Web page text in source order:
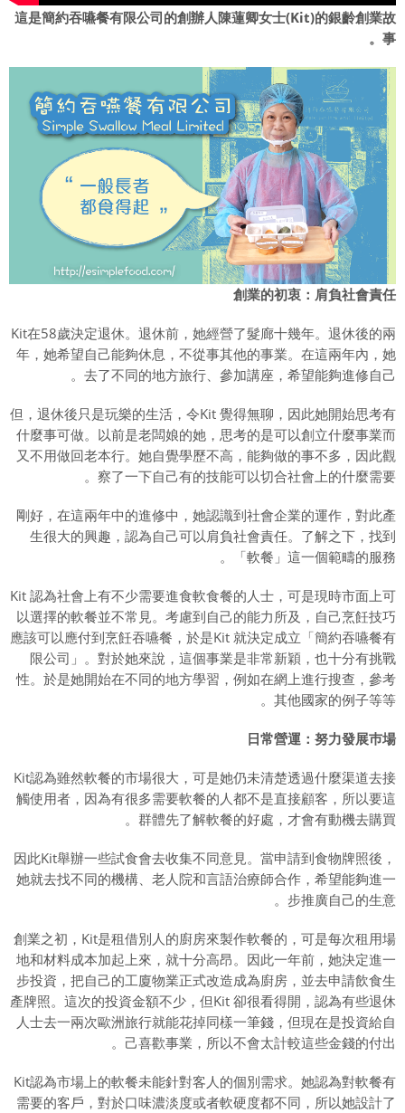
這是簡約吞嚥餐有限公司的創辦人陳蓮卿女士(Kit)的銀齡創業故
事。
創業的初衷：肩負社會責任
Kit在58歲決定退休。退休前，她經營了髮廊十幾年。退休後的兩
年，她希望自己能夠休息，不從事其他的事業。在這兩年內，她
去了不同的地方旅行、參加講座，希望能夠進修自己。
但，退休後只是玩樂的生活，令Kit 覺得無聊，因此她開始思考有
什麼事可做。以前是老闆娘的她，思考的是可以創立什麼事業而
又不用做回老本行。她自覺學歷不高，能夠做的事不多，因此觀
察了一下自己有的技能可以切合社會上的什麼需要。
剛好，在這兩年中的進修中，她認識到社會企業的運作，對此產
生很大的興趣，認為自己可以肩負社會責任。了解之下，找到
「軟餐」這一個範疇的服務。
Kit 認為社會上有不少需要進食軟食餐的人士，可是現時市面上可
以選擇的軟餐並不常見。考慮到自己的能力所及，自己烹飪技巧
應該可以應付到烹飪吞嚥餐，於是Kit 就決定成立「簡約吞嚥餐有
限公司」。對於她來說，這個事業是非常新穎，也十分有挑戰
性。於是她開始在不同的地方學習，例如在網上進行搜查，參考
其他國家的例子等等。
日常營運：努力發展巿場
Kit認為雖然軟餐的市場很大，可是她仍未清楚透過什麼渠道去接
觸使用者，因為有很多需要軟餐的人都不是直接顧客，所以要這
群體先了解軟餐的好處，才會有動機去購買。
因此Kit舉辦一些試食會去收集不同意見。當申請到食物牌照後，
她就去找不同的機構、老人院和言語治療師合作，希望能夠進一
步推廣自己的生意。
創業之初，Kit是租借別人的廚房來製作軟餐的，可是每次租用場
地和材料成本加起上來，就十分高昂。因此一年前，她決定進一
步投資，把自己的工廈物業正式改造成為廚房，並去申請飲食生
產牌照。這次的投資金額不少，但Kit 卻很看得開，認為有些退休
人士去一兩次歐洲旅行就能花掉同樣一筆錢，但現在是投資給自
己喜歡事業，所以不會太計較這些金錢的付出。
Kit認為市場上的軟餐未能針對客人的個別需求。她認為對軟餐有
需要的客戶，對於口味濃淡度或者軟硬度都不同，所以她設計了